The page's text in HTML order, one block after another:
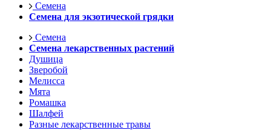
Семена
Семена для экзотической грядки
Семена
Семена лекарственных растений
Душица
Зверобой
Мелисса
Мята
Ромашка
Шалфей
Разные лекарственные травы